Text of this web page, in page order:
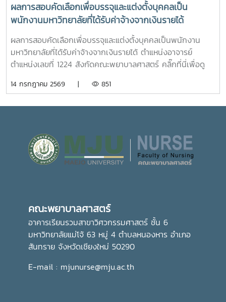
ผลการสอบคัดเลือกเพื่อบรรจุและแต่งตั้งบุคคลเป็น
พนักงานมหาวิทยาลัยที่ได้รับค่าจ้างจากเงินรายได้
ตำแหน่งอาจารย์ ตำแหน่งเลขที่ 1224 สังกัดคณะพยาบาล
ศาสตร์
ผลการสอบคัดเลือกเพื่อบรรจุและแต่งตั้งบุคคลเป็นพนักงาน
มหาวิทยาลัยที่ได้รับค่าจ้างจากเงินรายได้ ตำแหน่งอาจารย์
ตำแหน่งเลขที่ 1224 สังกัดคณะพยาบาลศาสตร์ คลิ๊กที่นี่เพื่อดู
14 กรกฎาคม 2569 | 851
คณะพยาบาลศาสตร์
อาคารเรียนรวมสาขาวิศวกรรมศาสตร์ ชั้น 6
มหาวิทยาลัยแม่โจ้ 63 หมู่ 4 ตำบลหนองหาร อำเภอ
สันทราย จังหวัดเชียงใหม่ 50290
E-mail : mjunurse@mju.ac.th